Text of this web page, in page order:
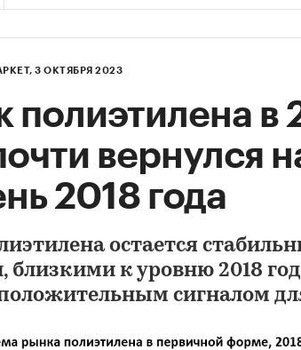
3 ОКТЯБРЯ 2023
полиэтилена в
вернулся
2018 года
остается
близкими к уровню 2018
сигналом